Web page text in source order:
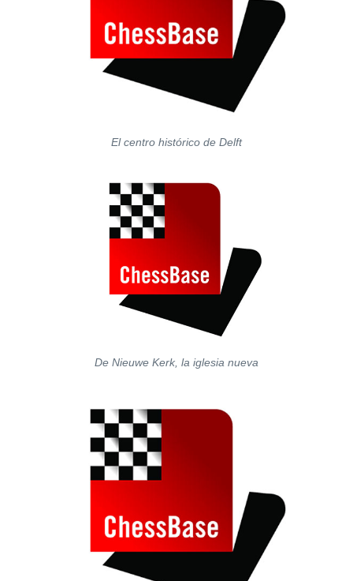
El centro histórico de Delft
De Nieuwe Kerk, la iglesia nueva